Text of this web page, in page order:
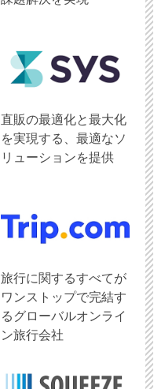
直販の最適化と最大化
を実現する、最適なソ
リューションを提供
旅行に関するすべてが
ワンストップで完結す
るグローバルオンライ
ン旅行会社